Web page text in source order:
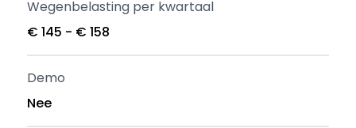
Wegenbelasting per kwartaal
€ 145 - € 158
Demo
Nee